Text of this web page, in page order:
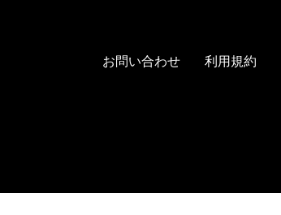
お問い合わせ 利用規約